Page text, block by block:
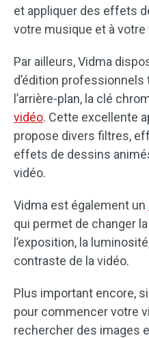
et appliquer des effets
votre musique et à votre
Par ailleurs, Vidma
d’édition
l’arrière-plan, la clé
vidéo. Cette excellente
propose divers filtres,
effets de dessins
vidéo.
Vidma est également un
qui permet de changer
l’exposition, la
contraste de la vidéo.
Plus important encore, si
pour commencer votre
rechercher des images